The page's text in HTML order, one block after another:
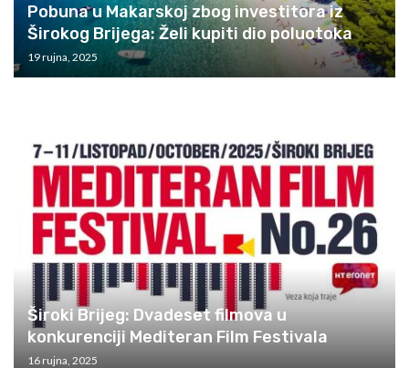
Pobuna u Makarskoj zbog investitora iz
Širokog Brijega: Želi kupiti dio poluotoka
19 rujna, 2025
Široki Brijeg: Dvadeset filmova u
konkurenciji Mediteran Film Festivala
16 rujna, 2025